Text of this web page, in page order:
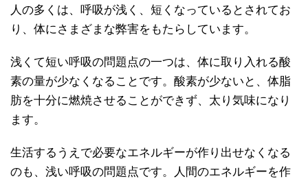
人の多くは、呼吸が浅く、短くなっているとされてお
り、体にさまざまな弊害をもたらしています。
浅くて短い呼吸の問題点の一つは、体に取り入れる酸
素の量が少なくなることです。酸素が少ないと、体脂
肪を十分に燃焼させることができず、太り気味になり
ます。
生活するうえで必要なエネルギーが作り出せなくなる
のも、浅い呼吸の問題点です。人間のエネルギーを作